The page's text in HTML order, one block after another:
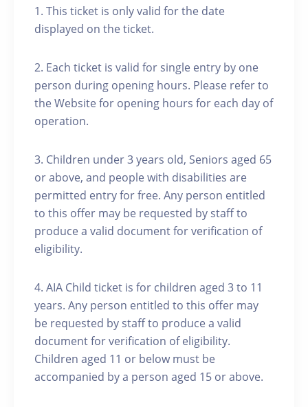
1. This ticket is only valid for the date
displayed on the ticket.
2. Each ticket is valid for single entry by one
person during opening hours. Please refer to
the Website for opening hours for each day of
operation.
3. Children under 3 years old, Seniors aged 65
or above, and people with disabilities are
permitted entry for free. Any person entitled
to this offer may be requested by staff to
produce a valid document for verification of
eligibility.
4. AIA Child ticket is for children aged 3 to 11
years. Any person entitled to this offer may
be requested by staff to produce a valid
document for verification of eligibility.
Children aged 11 or below must be
accompanied by a person aged 15 or above.